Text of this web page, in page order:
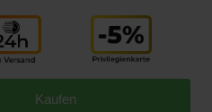
Kaufen